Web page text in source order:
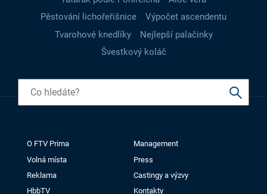
Pěstování lichořeřišnice
Výpočet ascendentu
Tvarohové knedlíky
Nejlepší palačinky
Švestkový koláč
O FTV Prima
Management
Volná místa
Press
Reklama
Castingy a výzvy
HbbTV
Kontakty